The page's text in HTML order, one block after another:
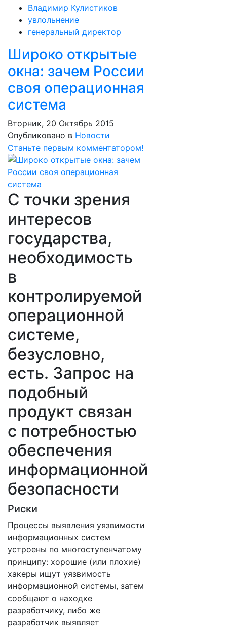
Владимир Кулистиков
увлольнение
генеральный директор
Широко открытые
окна: зачем России
своя операционная
система
Вторник, 20 Октябрь 2015
Опубликовано в Новости
Станьте первым комментатором!
С точки зрения
интересов
государства,
необходимость
в
контролируемой
операционной
системе,
безусловно,
есть. Запрос на
подобный
продукт связан
с потребностью
обеспечения
информационной
безопасности
Риски
Процессы выявления уязвимости
информационных систем
устроены по многоступенчатому
принципу: хорошие (или плохие)
хакеры ищут уязвимость
информационной системы, затем
сообщают о находке
разработчику, либо же
разработчик выявляет